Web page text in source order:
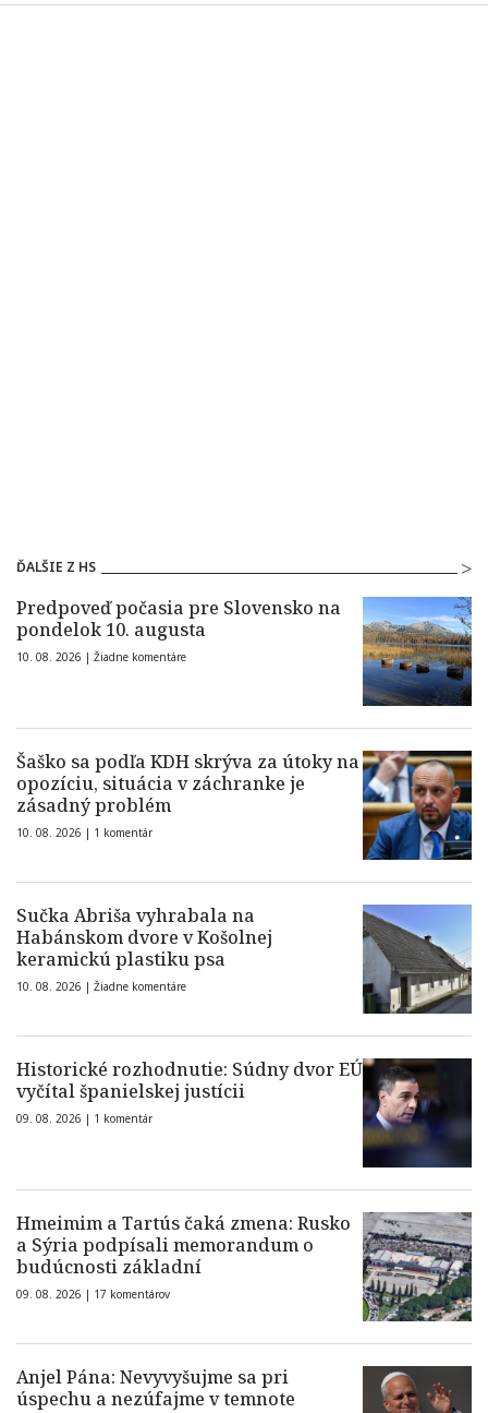
ĎALŠIE Z HS
Predpoveď počasia pre Slovensko na
pondelok 10. augusta
10. 08. 2026 | Žiadne komentáre
Šaško sa podľa KDH skrýva za útoky na
opozíciu, situácia v záchranke je
zásadný problém
10. 08. 2026 | 1 komentár
Sučka Abriša vyhrabala na
Habánskom dvore v Košolnej
keramickú plastiku psa
10. 08. 2026 | Žiadne komentáre
Historické rozhodnutie: Súdny dvor EÚ
vyčítal španielskej justícii
09. 08. 2026 | 1 komentár
Hmeimim a Tartús čaká zmena: Rusko
a Sýria podpísali memorandum o
budúcnosti základní
09. 08. 2026 | 17 komentárov
Anjel Pána: Nevyvyšujme sa pri
úspechu a nezúfajme v temnote